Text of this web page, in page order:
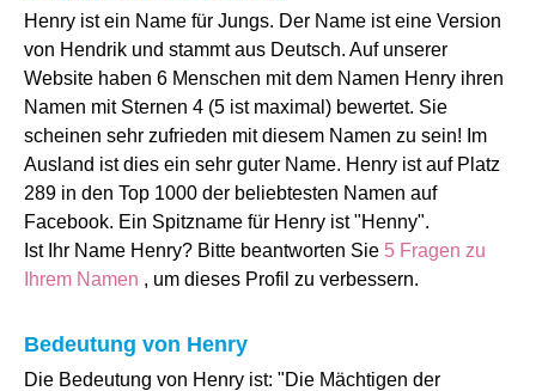
Henry ist ein Name für Jungs. Der Name ist eine Version
von Hendrik und stammt aus Deutsch. Auf unserer
Website haben 6 Menschen mit dem Namen Henry ihren
Namen mit Sternen 4 (5 ist maximal) bewertet. Sie
scheinen sehr zufrieden mit diesem Namen zu sein! Im
Ausland ist dies ein sehr guter Name. Henry ist auf Platz
289 in den Top 1000 der beliebtesten Namen auf
Facebook. Ein Spitzname für Henry ist "Henny".
Ist Ihr Name Henry? Bitte beantworten Sie 5 Fragen zu
Ihrem Namen , um dieses Profil zu verbessern.
Bedeutung von Henry
Die Bedeutung von Henry ist: "Die Mächtigen der